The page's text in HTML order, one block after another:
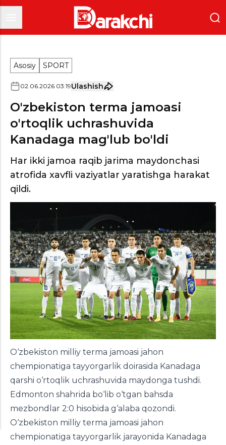
Asosiy SPORT
02.06.2026 03:19Ulashish
O'zbekiston terma jamoasi
o'rtoqlik uchrashuvida
Kanadaga mag'lub bo'ldi
Har ikki jamoa raqib jarima maydonchasi
atrofida xavfli vaziyatlar yaratishga harakat
qildi.
O‘zbekiston milliy terma jamoasi jahon
chempionatiga tayyorgarlik doirasida Kanadaga
qarshi o‘rtoqlik uchrashuvida maydonga tushdi.
Edmonton shahrida bo‘lib o‘tgan bahsda
mezbondlar 2:0 hisobida g‘alaba qozondi.
O‘zbekiston milliy terma jamoasi jahon
chempionatiga tayyorgarlik jarayonida Kanadaga